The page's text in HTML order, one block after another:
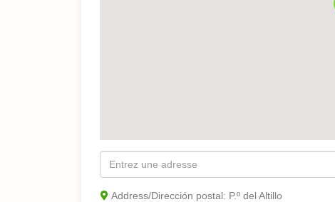
Address/Dirección postal: P.º del Altillo